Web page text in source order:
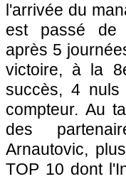
l'arrivée du
est passé de
après 5
victoire, à la
succès, 4
compteur. Au
des
Arnautovic,
TOP 10 dont